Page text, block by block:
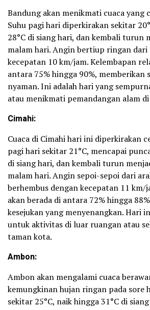
Bandung akan menikmati cuaca yang
Suhu pagi hari diperkirakan sekitar
28°C di siang hari, dan kembali turun
malam hari. Angin bertiup ringan
kecepatan 10 km/jam. Kelembapan
antara 75% hingga 90%, memberikan
nyaman. Ini adalah hari yang
atau menikmati pemandangan alam
Cimahi:
Cuaca di Cimahi hari ini diperkirakan
pagi hari sekitar 21°C, mencapai
di siang hari, dan kembali turun
malam hari. Angin sepoi-sepoi dari
berhembus dengan kecepatan 11 km/
akan berada di antara 72% hingga
kesejukan yang menyenangkan. Hari
untuk aktivitas di luar ruangan atau
taman kota.
Ambon:
Ambon akan mengalami cuaca
kemungkinan hujan ringan pada sore
sekitar 25°C, naik hingga 31°C di